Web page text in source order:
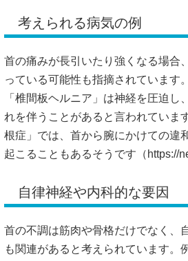
れを伴うことがあると言われていま
根症」では、首から腕にかけての違
起こることもあるそうです（
https://
自律神経や内科的な要因
首の不調は筋肉や骨格だけでなく、
も関連があると考えられています。
みとして現れるケースがあると言わ
や肺の不調が首や肩の違和感として
れています
（ https://www.joa.or.jp/public/sick/